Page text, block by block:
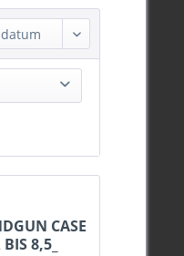
CASE
8,5_